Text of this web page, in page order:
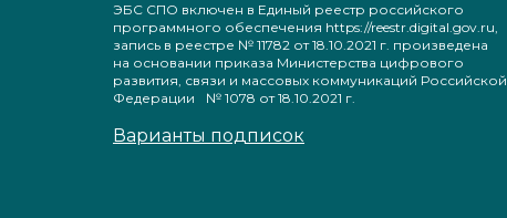
ЭБС СПО включен в Единый реестр российского
программного обеспечения https://reestr.digital.gov.ru,
запись в реестре № 11782 от 18.10.2021 г. произведена
на основании приказа Министерства цифрового
развития, связи и массовых коммуникаций Российской
Федерации № 1078 от 18.10.2021 г.
Варианты подписок